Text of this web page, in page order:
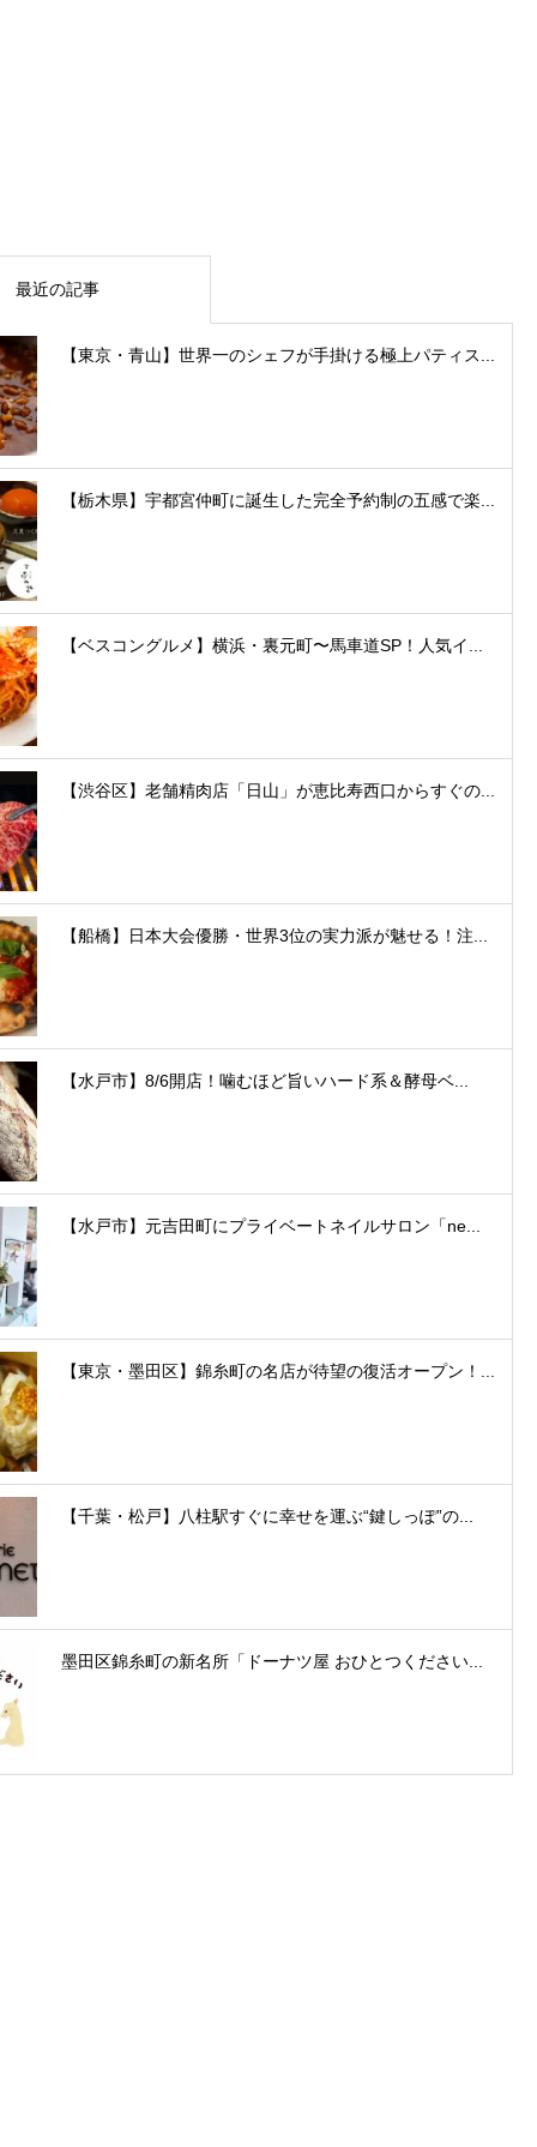
最近の記事
【東京・青山】世界一のシェフが手掛ける極上パティス...
【栃木県】宇都宮仲町に誕生した完全予約制の五感で楽...
【ベスコングルメ】横浜・裏元町〜馬車道SP！人気イ...
【渋谷区】老舗精肉店「日山」が恵比寿西口からすぐの...
【船橋】日本大会優勝・世界3位の実力派が魅せる！注...
【水戸市】8/6開店！噛むほど旨いハード系＆酵母ベ...
【水戸市】元吉田町にプライベートネイルサロン「ne...
【東京・墨田区】錦糸町の名店が待望の復活オープン！...
【千葉・松戸】八柱駅すぐに幸せを運ぶ“鍵しっぽ”の...
墨田区錦糸町の新名所「ドーナツ屋 おひとつください...